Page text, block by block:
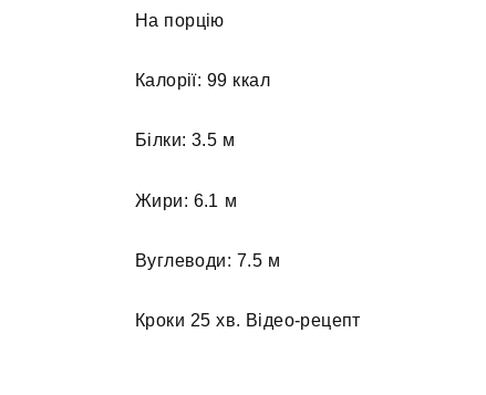
На порцію
Калорії: 99 ккал
Білки: 3.5 м
Жири: 6.1 м
Вуглеводи: 7.5 м
Кроки 25 хв. Відео-рецепт